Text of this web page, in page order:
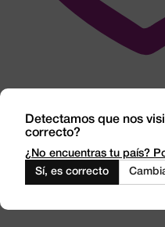
Detectamos que nos
correcto?
¿No encuentras tu país?
Sí, es correcto